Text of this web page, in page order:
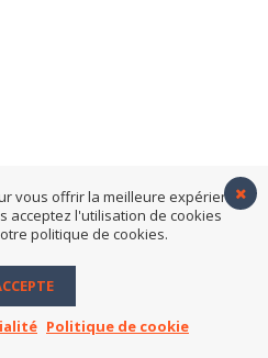
OUT #6
vous offrir la meilleure expérience
acceptez l'utilisation de cookies
politique de cookies.
Politique de cookie